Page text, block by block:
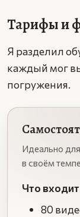
Тарифы и
Я разделил
каждый мог
погружения.
Идеально
в своём
Что входит
80